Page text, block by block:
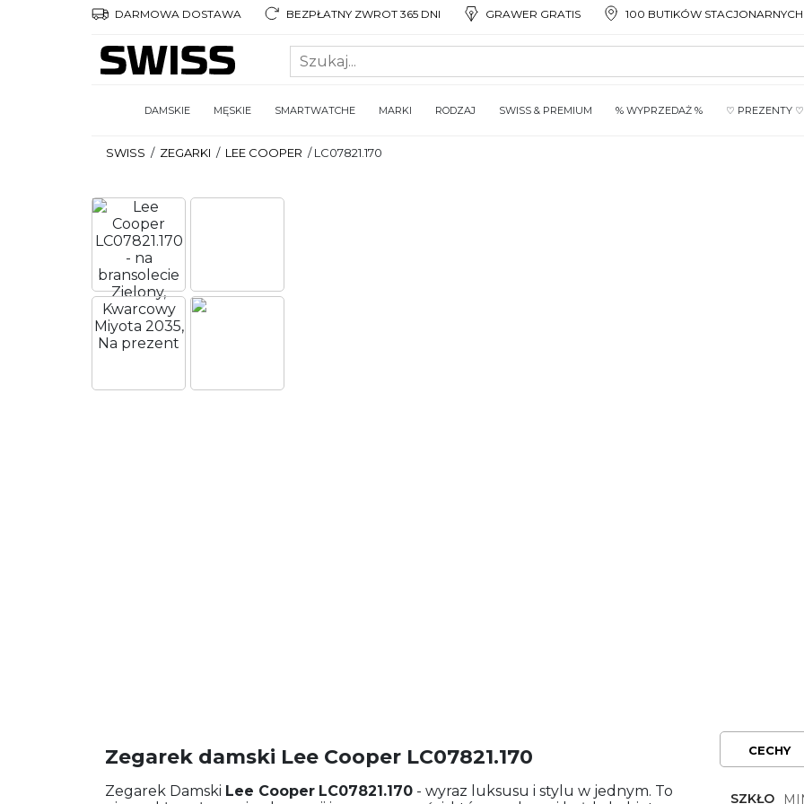
DARMOWA DOSTAWA BEZPŁATNY ZWROT 365 DNI GRAWER GRATIS 100 BUTIKÓW STACJONARNYCH
DAMSKIE MĘSKIE SMARTWATCHE MARKI RODZAJ SWISS & PREMIUM % WYPRZEDAŻ % ♡ PREZENTY ♡
SWISS / ZEGARKI / LEE COOPER /LC07821.170
Zegarek damski Lee Cooper LC07821.170
Zegarek Damski Lee Cooper LC07821.170 - wyraz luksusu i stylu w jednym. To
CECHY
SZKŁO